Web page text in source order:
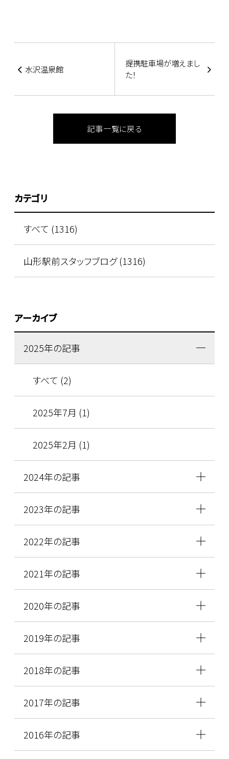
水沢温泉館
提携駐車場が増えまし
た！
記事一覧に戻る
カテゴリ
すべて (1316)
山形駅前スタッフブログ (1316)
アーカイブ
2025年の記事
すべて (2)
2025年7月 (1)
2025年2月 (1)
2024年の記事
2023年の記事
2022年の記事
2021年の記事
2020年の記事
2019年の記事
2018年の記事
2017年の記事
2016年の記事